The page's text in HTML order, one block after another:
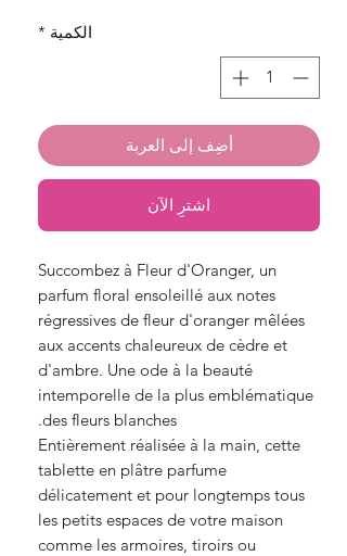
الكمية *
أضِف إلى العربة
اشترِ الآن
Succombez à Fleur d'Oranger, un
parfum floral ensoleillé aux notes
régressives de fleur d'oranger mêlées
aux accents chaleureux de cèdre et
d'ambre. Une ode à la beauté
intemporelle de la plus emblématique
des fleurs blanches.
Entièrement réalisée à la main, cette
tablette en plâtre parfume
délicatement et pour longtemps tous
les petits espaces de votre maison
comme les armoires, tiroirs ou